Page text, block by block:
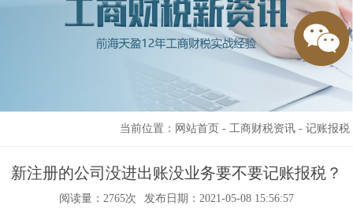
当前位置： 网站首页 - 工商财税资讯- 记账报税
新注册的公司没进出账没业务要不要记账报税？
阅读量：2765次 发布日期：2021-05-08 15:56:57